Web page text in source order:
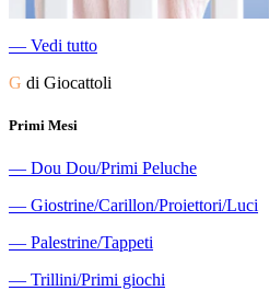
― Vedi tutto
G di Giocattoli
Primi Mesi
― Dou Dou/Primi Peluche
― Giostrine/Carillon/Proiettori/Luci
― Palestrine/Tappeti
― Trillini/Primi giochi